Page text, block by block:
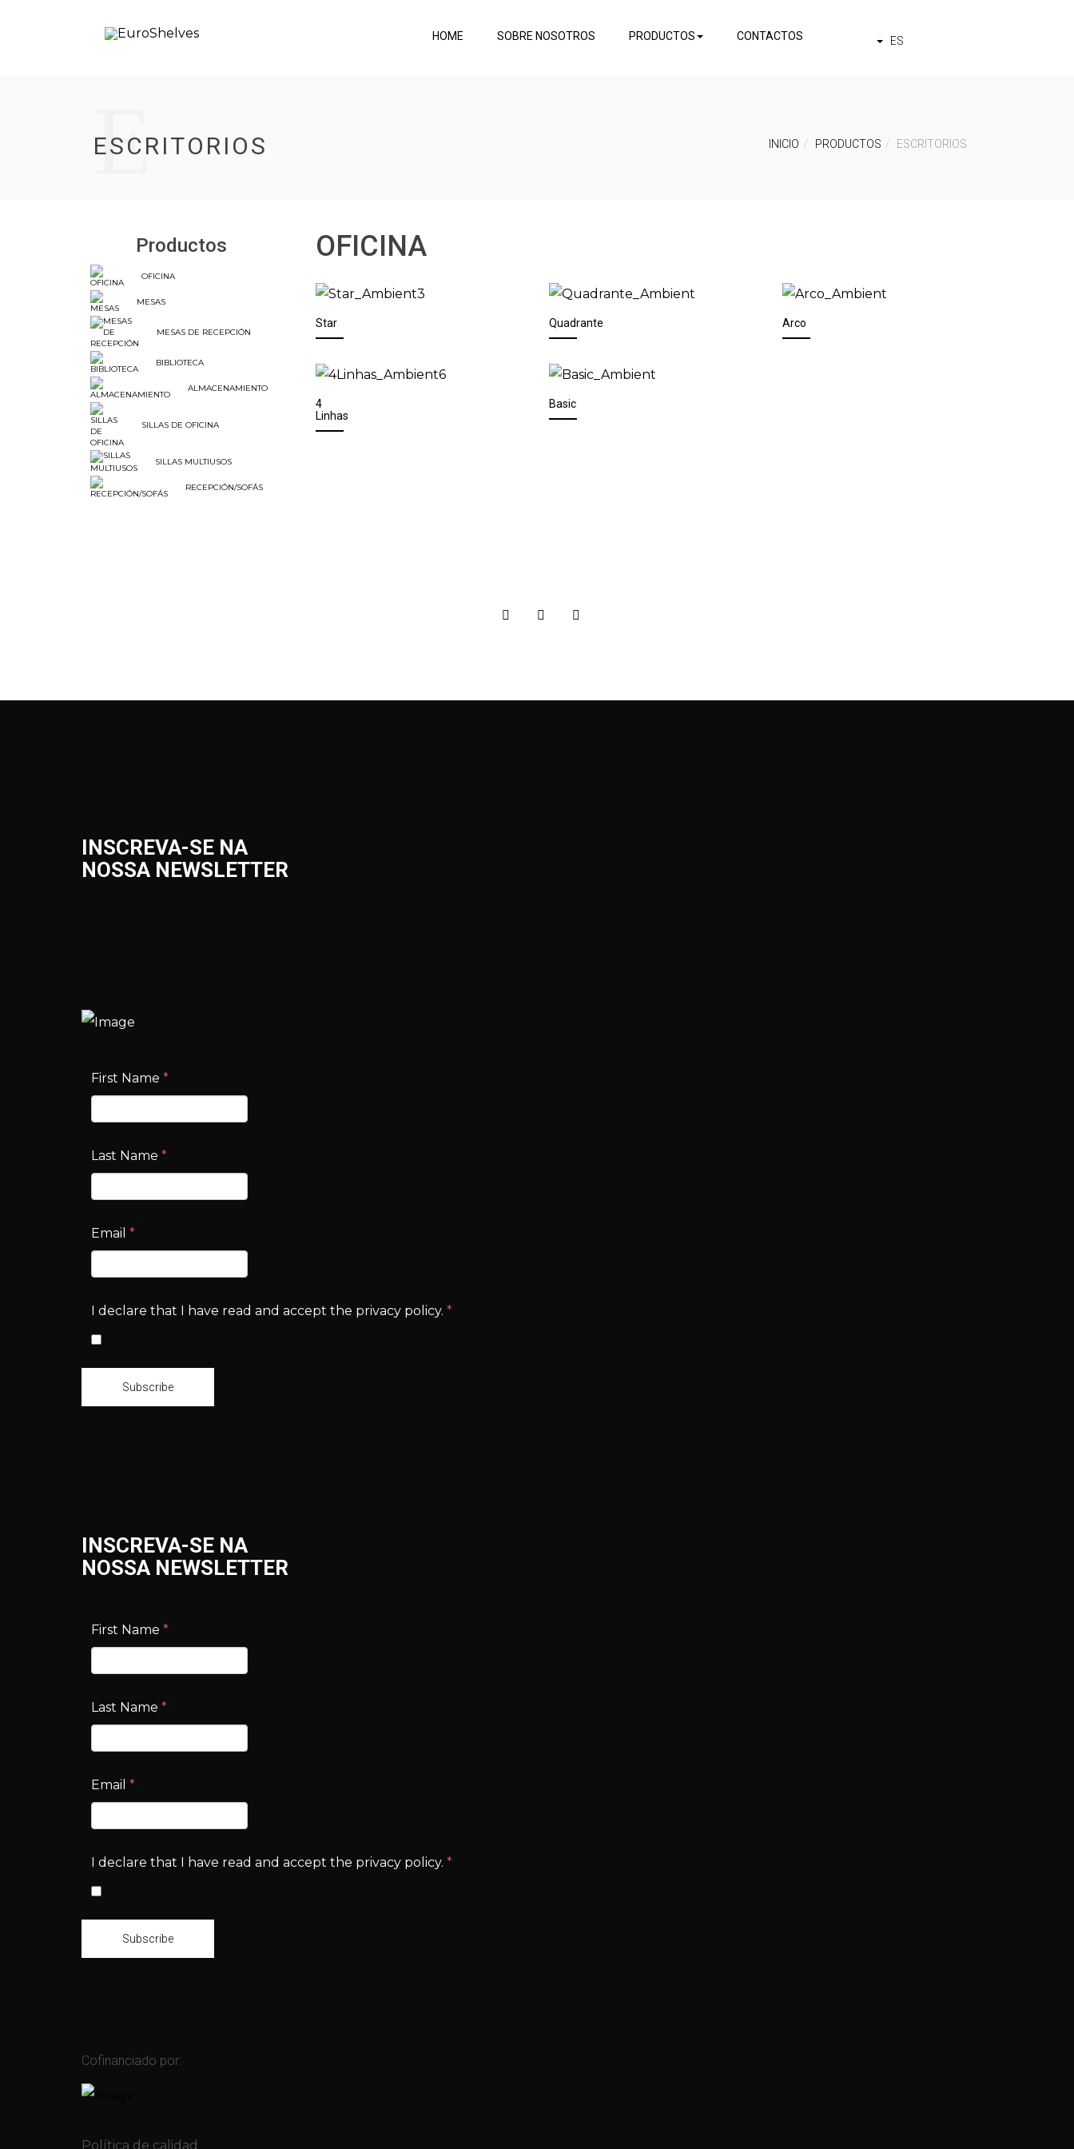
ES
HOME SOBRE NOSOTROS PRODUCTOS CONTACTOS
E
ESCRITORIOS INICIO PRODUCTOS ESCRITORIOS
OFICINA
Star Quadrante Arco
4
Linhas
Basic
Productos
OFICINA
MESAS
MESAS DE RECEPCIÓN
BIBLIOTECA
ALMACENAMIENTO
SILLAS DE OFICINA
SILLAS MULTIUSOS
RECEPCIÓN/SOFÁS
INSCREVA-SE NA
NOSSA NEWSLETTER
First Name *
Last Name *
Email *
I declare that I have read and accept the privacy policy. *
Subscribe
INSCREVA-SE NA
NOSSA NEWSLETTER
First Name *
Last Name *
Email *
I declare that I have read and accept the privacy policy. *
Subscribe
Cofinanciado por:
Política de calidad